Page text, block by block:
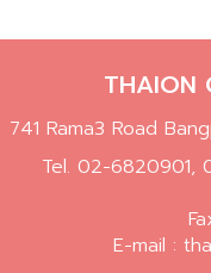
THAION
741 Rama3 Road
Tel. 02-6820901,
E-mail :